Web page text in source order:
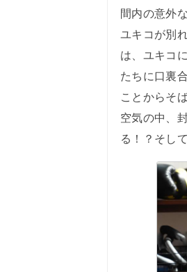
間内の意外
ユキコが別
は、ユキコ
たちに口裏
ことからそ
空気の中、
る！？そし